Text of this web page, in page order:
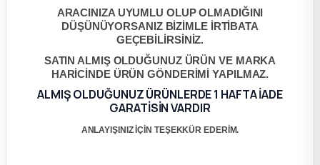
ARACINIZA UYUMLU OLUP OLMADIĞINI
DÜŞÜNÜYORSANIZ BİZİMLE İRTİBATA
GEÇEBİLİRSİNİZ.
SATIN ALMIŞ OLDUĞUNUZ ÜRÜN VE MARKA
HARİCİNDE ÜRÜN GÖNDERİMİ YAPILMAZ.
ALMIŞ OLDUĞUNUZ ÜRÜNLERDE 1 HAFTA İADE
GARATİSİN VARDIR
ANLAYIŞINIZ İÇİN TEŞEKKÜR EDERİM.